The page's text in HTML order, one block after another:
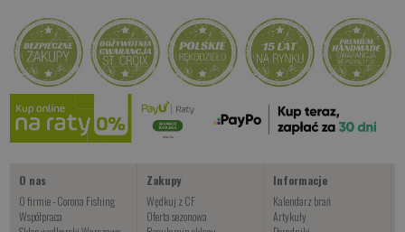
Kup teraz > Kup teraz > Kup teraz >
Cynowy Karasek
Czekamy na dostawę
Kup teraz >
O nas
O firmie - Corona Fishing
Współpraca
Zakupy
Wędkuj z CF
Oferta sezonowa
Informacje
Kalendarz brań
Artykuły